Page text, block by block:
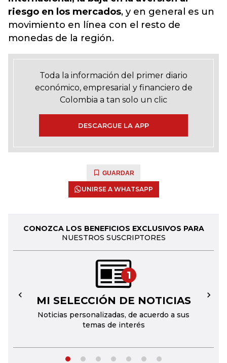
riesgo en los mercados, y en general es un
movimiento en línea con el resto de
monedas de la región.
Toda la información del primer diario
económico, empresarial y financiero de
Colombia a tan solo un clic
DESCARGUE LA APP
GUARDAR
UNIRSE A WHATSAPP
CONOZCA LOS BENEFICIOS EXCLUSIVOS PARA
NUESTROS SUSCRIPTORES
1
MI SELECCIÓN DE NOTICIAS
Noticias personalizadas, de acuerdo a sus
temas de interés
← →